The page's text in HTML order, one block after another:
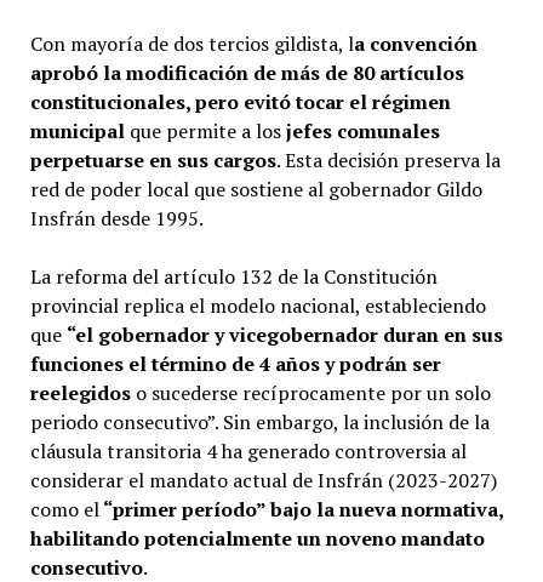
Con mayoría de dos tercios gildista, la convención
aprobó la modificación de más de 80 artículos
constitucionales, pero evitó tocar el régimen
municipalque permite a losjefes comunales
perpetuarse en sus cargos. Esta decisión preserva la
red de poder local que sostiene al gobernador Gildo
Insfrán desde 1995.
La reforma del artículo 132 de la Constitución
provincial replica el modelo nacional, estableciendo
que “el gobernador y vicegobernador duran en sus
funciones el término de 4 años y podrán ser
reelegidos o sucederse recíprocamente por un solo
periodo consecutivo”. Sin embargo, la inclusión de la
cláusula transitoria 4 ha generado controversia al
considerar el mandato actual de Insfrán (2023-2027)
como el“primer período” bajo la nueva normativa,
habilitando potencialmente un noveno mandato
consecutivo.